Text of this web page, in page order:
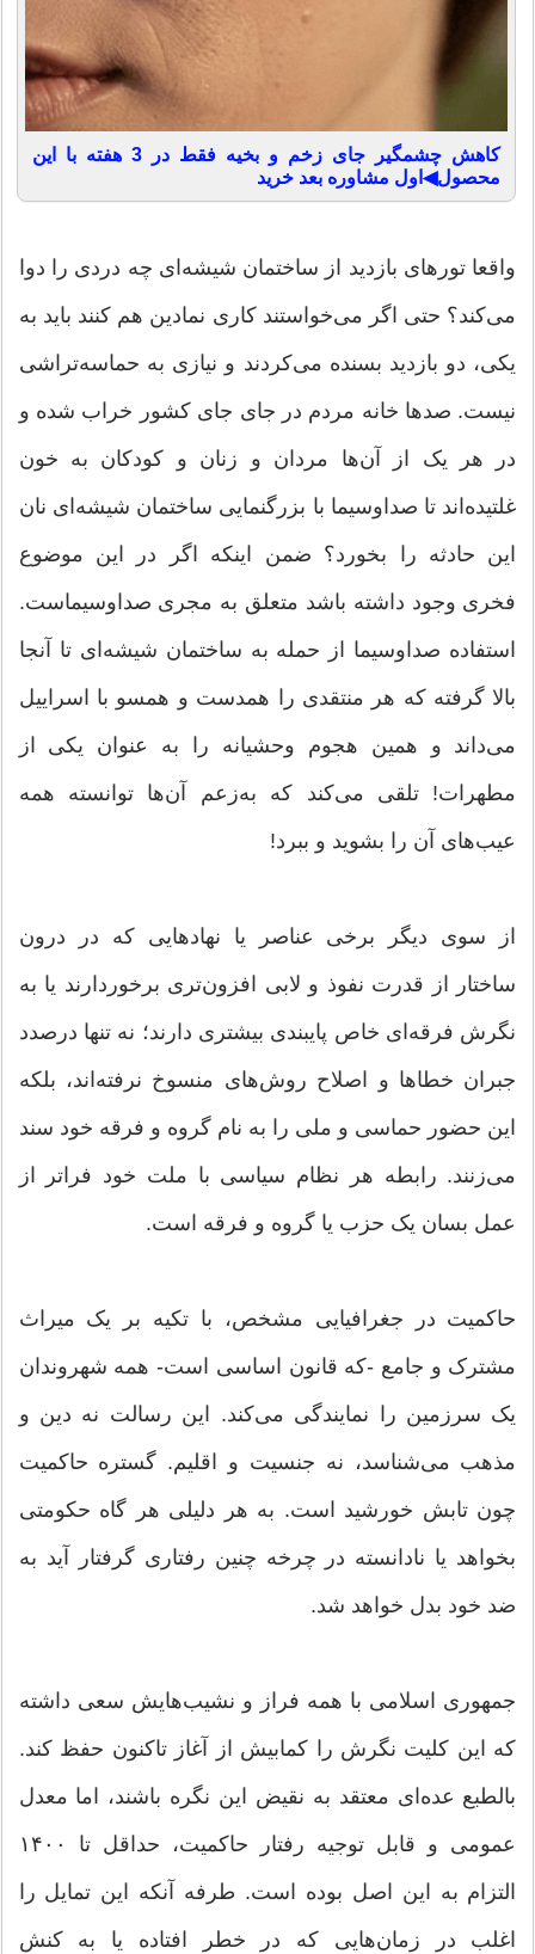
کاهش چشمگیر جای زخم و بخیه فقط در 3 هفته با این
محصول◀اول مشاوره بعد خرید
واقعا تورهای بازدید از ساختمان شیشه‌ای چه دردی را دوا
می‌کند؟ حتی اگر می‌خواستند کاری نمادین هم کنند باید به
یکی، دو بازدید بسنده می‌کردند و نیازی به حماسه‌تراشی
نیست. صدها خانه مردم در جای جای کشور خراب شده و
در هر یک از آن‌ها مردان و زنان و کودکان به خون
غلتیده‌اند تا صداوسیما با بزرگنمایی ساختمان شیشه‌ای نان
این حادثه را بخورد؟ ضمن اینکه اگر در این موضوع
فخری وجود داشته باشد متعلق به مجری صداوسیماست.
استفاده صداوسیما از حمله به ساختمان شیشه‌ای تا آنجا
بالا گرفته که هر منتقدی را همدست و همسو با اسراییل
می‌داند و همین هجوم وحشیانه را به عنوان یکی از
مطهرات! تلقی می‌کند که به‌زعم آن‌ها توانسته همه
عیب‌های آن را بشوید و ببرد!
از سوی دیگر برخی عناصر یا نهادهایی که در درون
ساختار از قدرت نفوذ و لابی افزون‌تری برخوردارند یا به
نگرش فرقه‌ای خاص پایبندی بیشتری دارند؛ نه تنها درصدد
جبران خطاها و اصلاح روش‌های منسوخ نرفته‌اند، بلکه
این حضور حماسی و ملی را به نام گروه و فرقه خود سند
می‌زنند. رابطه هر نظام سیاسی با ملت خود فراتر از
عمل بسان یک حزب یا گروه و فرقه است.
حاکمیت در جغرافیایی مشخص، با تکیه بر یک میراث
مشترک و جامع -که قانون اساسی است- همه شهروندان
یک سرزمین را نمایندگی می‌کند. این رسالت نه دین و
مذهب می‌شناسد، نه جنسیت و اقلیم. گستره حاکمیت
چون تابش خورشید است. به هر دلیلی هر گاه حکومتی
بخواهد یا نادانسته در چرخه چنین رفتاری گرفتار آید به
ضد خود بدل خواهد شد.
جمهوری اسلامی با همه فراز و نشیب‌هایش سعی داشته
که این کلیت نگرش را کمابیش از آغاز تاکنون حفظ کند.
بالطبع عده‌ای معتقد به نقیض این نگره باشند، اما معدل
عمومی و قابل توجیه رفتار حاکمیت، حداقل تا ۱۴۰۰
التزام به این اصل بوده است. طرفه آنکه این تمایل را
اغلب در زمان‌هایی که در خطر افتاده یا به کنش